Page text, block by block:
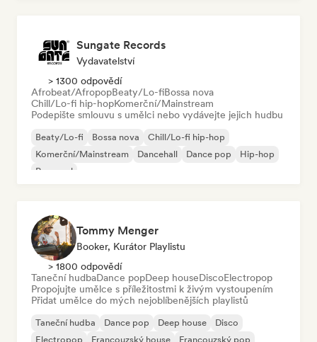
Sungate Records
Vydavatelství
> 1300 odpovědí
Afrobeat/AfropopBeaty/Lo-fiBossa nova
Chill/Lo-fi hip-hopKomerční/Mainstream
Podepište smlouvu s umělci nebo vydávejte jejich hudbu
Beaty/Lo-fi Bossa nova
Chill/Lo-fi hip-hop
Komerční/Mainstream
Dancehall Dance pop
Hip-hop
Pop-soul
Tommy Menger
Booker, Kurátor Playlistu
> 1800 odpovědí
Taneční hudbaDance popDeep houseDiscoElectropop
Propojujte umělce s příležitostmi k živým vystoupením
Přidat umělce do mých nejoblíbenějších playlistů
Taneční hudba Dance pop Deep house
Disco
Electropop
Francouzský house
Francouzský pop